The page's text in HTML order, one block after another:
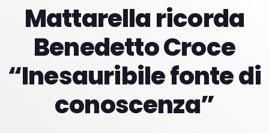
play_arrow
Mattarella ricorda
Benedetto Croce
“Inesauribile fonte di
conoscenza”